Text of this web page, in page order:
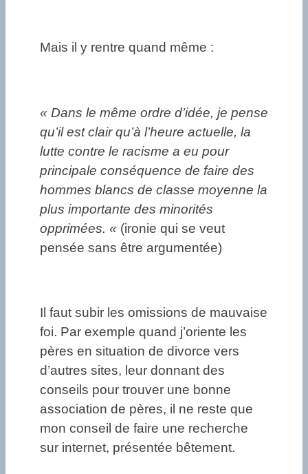
Mais il y rentre quand même :
« Dans le même ordre d’idée, je pense
qu’il est clair qu’à l’heure actuelle, la
lutte contre le racisme a eu pour
principale conséquence de faire des
hommes blancs de classe moyenne la
plus importante des minorités
opprimées. « (ironie qui se veut
pensée sans être argumentée)
Il faut subir les omissions de mauvaise
foi. Par exemple quand j’oriente les
pères en situation de divorce vers
d’autres sites, leur donnant des
conseils pour trouver une bonne
association de pères, il ne reste que
mon conseil de faire une recherche
sur internet, présentée bêtement.